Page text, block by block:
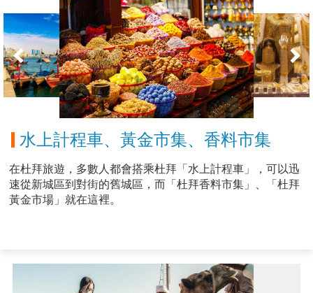
水上計程車、黃金市集、香料市集
在杜拜旅遊，多數人都會搭乘杜拜「水上計程車」，可以迅
速從新城區到對街的舊城區，而「杜拜香料市集」、「杜拜
黃金市場」就在這裡。